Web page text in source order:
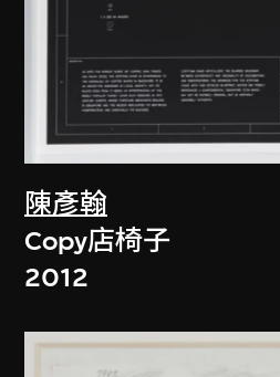
陳彥翰
Copy店椅子
2012